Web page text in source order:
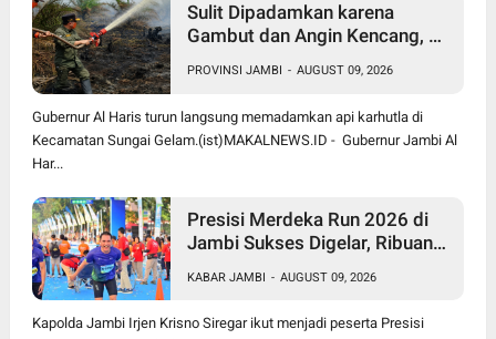
Sulit Dipadamkan karena
Gambut dan Angin Kencang, Al
Padamkan Karhutla di Sungai
PROVINSI JAMBI - AUGUST 09, 2026
Gubernur Al Haris turun langsung memadamkan api karhutla di
Kecamatan Sungai Gelam.(ist)MAKALNEWS.ID - Gubernur Jambi Al
Har...
Presisi Merdeka Run 2026 di
Jambi Sukses Digelar, Ribuan
Ramaikan Event Nasional
KABAR JAMBI - AUGUST 09, 2026
Kapolda Jambi Irjen Krisno Siregar ikut menjadi peserta Presisi